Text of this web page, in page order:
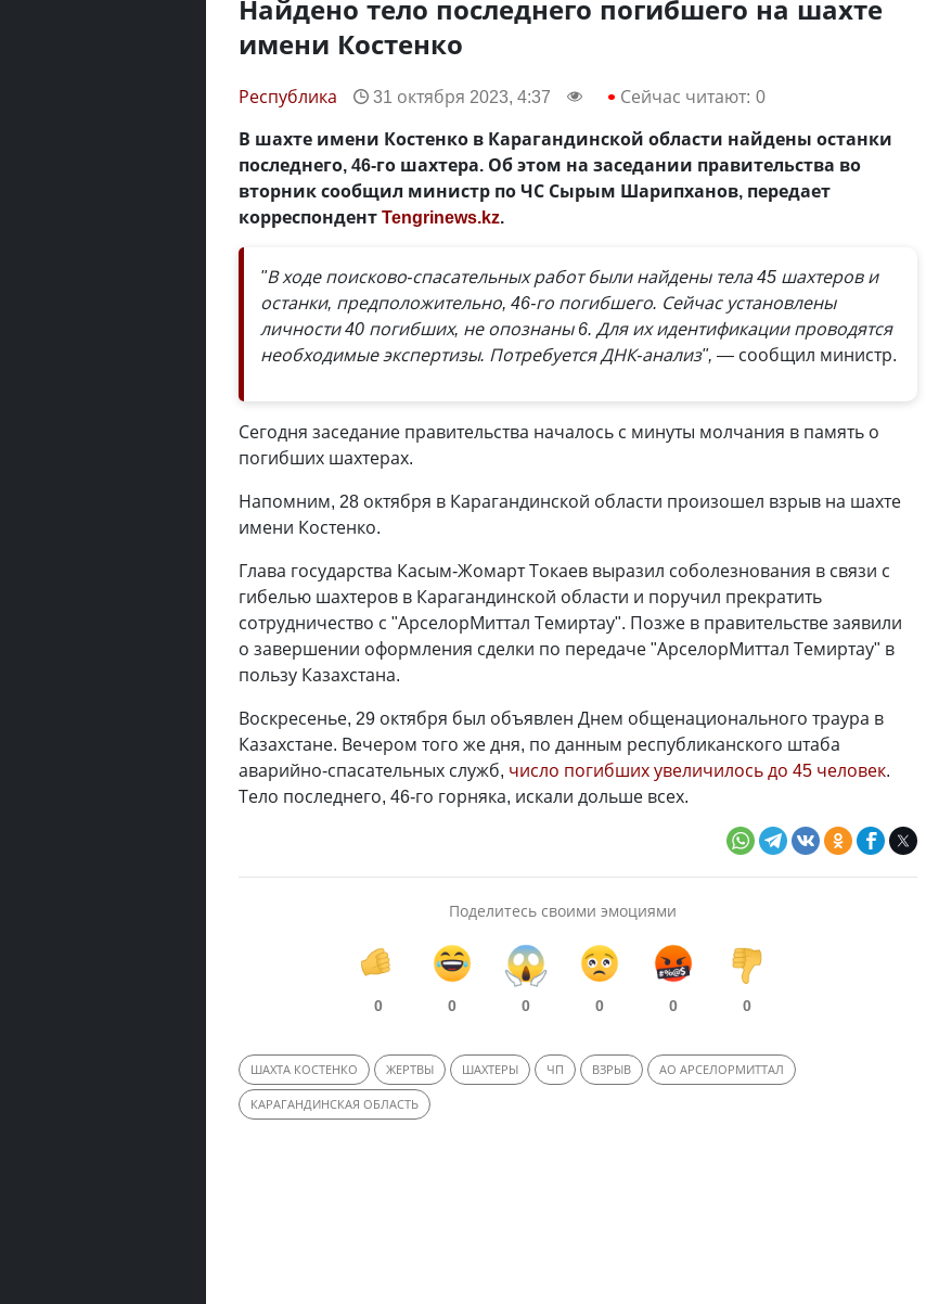
Найдено тело последнего погибшего на шахте
имени Костенко
Республика 31 октября 2023, 4:37 Сейчас читают: 0
В шахте имени Костенко в Карагандинской области найдены останки
последнего, 46-го шахтера. Об этом на заседании правительства во
вторник сообщил министр по ЧС Сырым Шарипханов, передает
корреспондентTengrinews.kz.
"В ходе поисково-спасательных работ были найдены тела 45 шахтеров и
останки, предположительно, 46-го погибшего. Сейчас установлены
личности 40 погибших, не опознаны 6. Для их идентификации проводятся
необходимые экспертизы. Потребуется ДНК-анализ", — сообщил министр.
Сегодня заседание правительства началось с минуты молчания в память о
погибших шахтерах.
Напомним, 28 октября в Карагандинской области произошел взрыв на шахте
имени Костенко.
Глава государства Касым-Жомарт Токаев выразил соболезнования в связи с
гибелью шахтеров в Карагандинской области и поручил прекратить
сотрудничество с "АрселорМиттал Темиртау". Позже в правительстве заявили
о завершении оформления сделки по передаче "АрселорМиттал Темиртау" в
пользу Казахстана.
Воскресенье, 29 октября был объявлен Днем общенационального траура в
Казахстане. Вечером того же дня, по данным республиканского штаба
аварийно-спасательных служб, число погибших увеличилось до 45 человек.
Тело последнего, 46-го горняка, искали дольше всех.
Поделитесь своими эмоциями
0 0 0 0 0 0
ШАХТА КОСТЕНКО ЖЕРТВЫ ШАХТЕРЫ ЧП ВЗРЫВ АО АРСЕЛОРМИТТАЛ
КАРАГАНДИНСКАЯ ОБЛАСТЬ